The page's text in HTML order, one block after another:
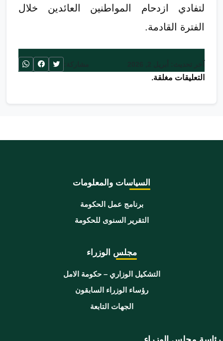
لتفادي ازدحام المواطنين العائدين خلال
الفترة القادمة.
التعليقات مغلقة.
السياسات والمعلومات
برنامج عمل الحكومة
التقرير السنوى للحكومة
مجلس الوزراء
التشكيل الوزاري – حكومة الامل
رؤساء الوزراء السابقون
الجهات التابعة